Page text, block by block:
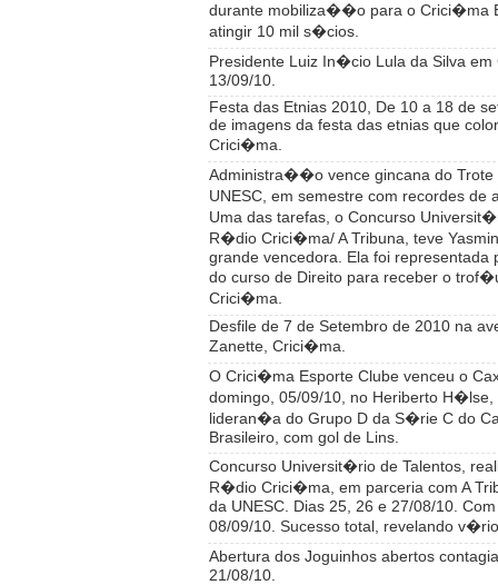
durante mobiliza��o para o Crici�ma
atingir 10 mil s�cios.
Presidente Luiz In�cio Lula da Silva
13/09/10.
Festa das Etnias 2010, De 10 a 18 de
de imagens da festa das etnias que
Crici�ma.
Administra��o vence gincana do
UNESC, em semestre com recordes
Uma das tarefas, o Concurso
R�dio Crici�ma/ A Tribuna, teve
grande vencedora. Ela foi representada
do curso de Direito para receber o
Crici�ma.
Desfile de 7 de Setembro de 2010 na
Zanette, Crici�ma.
O Crici�ma Esporte Clube venceu o
domingo, 05/09/10, no Heriberto H�lse,
lideran�a do Grupo D da S�rie C do
Brasileiro, com gol de Lins.
Concurso Universit�rio de Talentos,
R�dio Crici�ma, em parceria com A
da UNESC. Dias 25, 26 e 27/08/10.
08/09/10. Sucesso total, revelando
Abertura dos Joguinhos abertos
21/08/10.